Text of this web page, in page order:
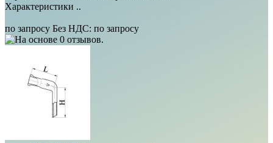
Характеристики ..
по запросу Без НДС: по запросу